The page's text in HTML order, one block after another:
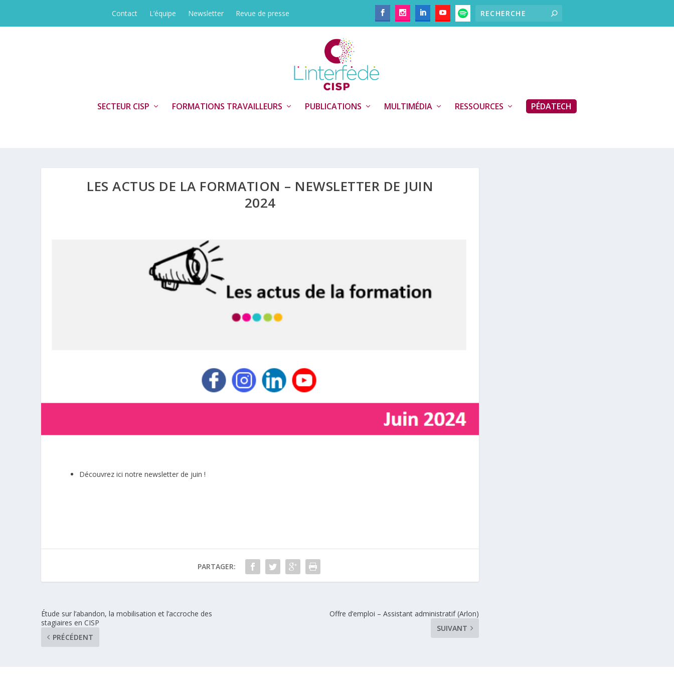
Contact L’équipe Newsletter Revue de presse
SECTEUR CISP FORMATIONS TRAVAILLEURS PUBLICATIONS MULTIMÉDIA RESSOURCES PÉDATECH
LES ACTUS DE LA FORMATION – NEWSLETTER DE JUIN
2024
Découvrez ici notre newsletter de juin !
PARTAGER:
Étude sur l’abandon, la mobilisation et l’accroche des
stagiaires en CISP
PRÉCÉDENT
Offre d’emploi – Assistant administratif (Arlon)
SUIVANT